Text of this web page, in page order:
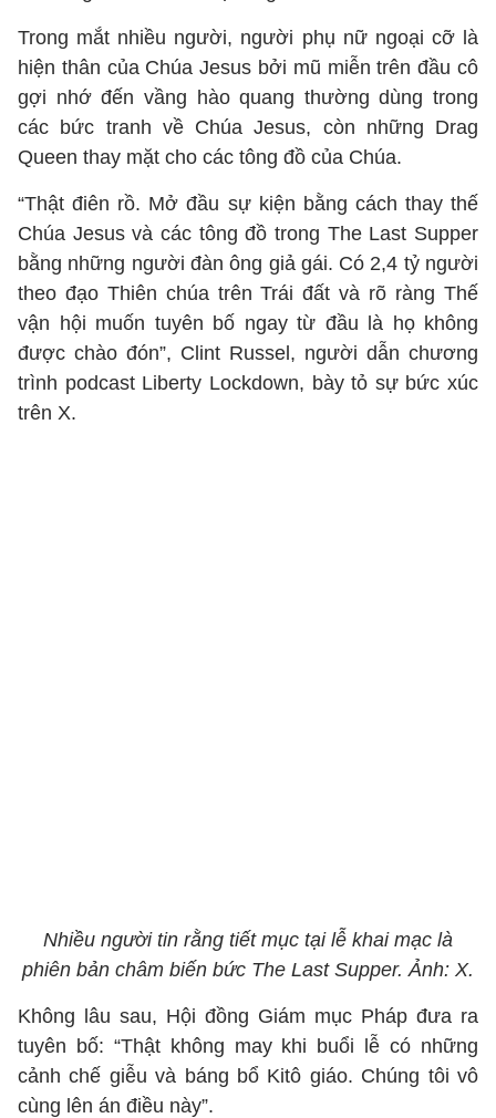
Trong mắt nhiều người, người phụ nữ ngoại cỡ là
hiện thân của Chúa Jesus bởi mũ miễn trên đầu cô
gợi nhớ đến vầng hào quang thường dùng trong
các bức tranh về Chúa Jesus, còn những Drag
Queen thay mặt cho các tông đồ của Chúa.
“Thật điên rồ. Mở đầu sự kiện bằng cách thay thế
Chúa Jesus và các tông đồ trong The Last Supper
bằng những người đàn ông giả gái. Có 2,4 tỷ người
theo đạo Thiên chúa trên Trái đất và rõ ràng Thế
vận hội muốn tuyên bố ngay từ đầu là họ không
được chào đón”, Clint Russel, người dẫn chương
trình podcast Liberty Lockdown, bày tỏ sự bức xúc
trên X.
Nhiều người tin rằng tiết mục tại lễ khai mạc là
phiên bản châm biến bức The Last Supper. Ảnh: X.
Không lâu sau, Hội đồng Giám mục Pháp đưa ra
tuyên bố: “Thật không may khi buổi lễ có những
cảnh chế giễu và báng bổ Kitô giáo. Chúng tôi vô
cùng lên án điều này”.